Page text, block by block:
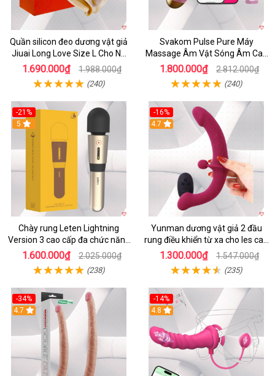
Quần silicon đeo dương vật giả
Jiuai Long Love Size L Cho Nữ
Đồng Tính
1.690.000₫ 1.988.000₫
(240)
Svakom Pulse Pure Máy
Massage Âm Vật Sóng Âm Cao
Cấp Điều Khiển App Đỉnh
1.800.000₫ 2.812.000₫
(240)
-21%
5
Chày rung Leten Lightning
Version 3 cao cấp đa chức năng
kích thích
1.600.000₫ 2.025.000₫
(238)
-16%
4.7
Yunman dương vật giả 2 đầu
rung điều khiển từ xa cho les cao
cấp
1.300.000₫ 1.547.000₫
(235)
-34%
4.7
-14%
4.8